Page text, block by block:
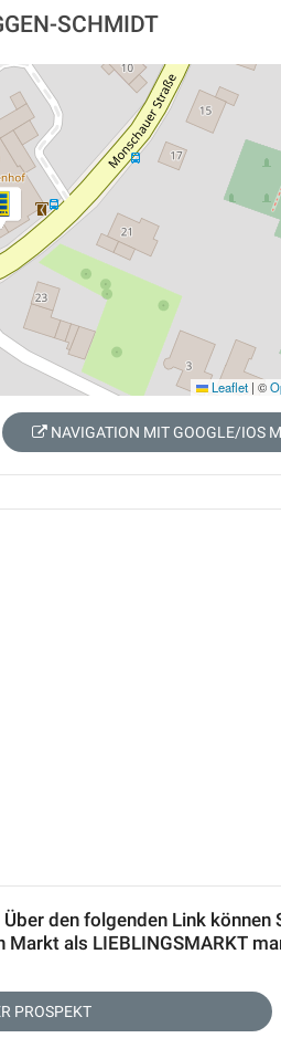
SCHMIDT
Leaflet | ©
NAVIGATION MIT GOOGLE/IOS
den folgenden Link können
als LIEBLINGSMARKT
PROSPEKT